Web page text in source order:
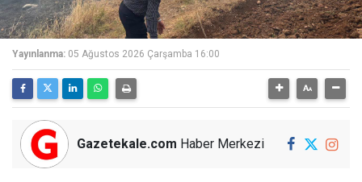
Yayınlanma: 05 Ağustos 2026 Çarşamba 16:00
Gazetekale.com Haber Merkezi